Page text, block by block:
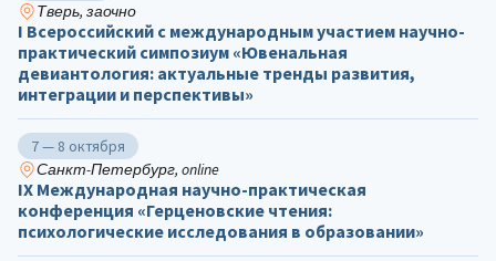
Тверь, заочно
I Всероссийский с международным участием научно-
практический симпозиум «Ювенальная
девиантология: актуальные тренды развития,
интеграции и перспективы»
7 — 8 октября
Санкт-Петербург, online
IX Международная научно-практическая
конференция «Герценовские чтения:
психологические исследования в образовании»